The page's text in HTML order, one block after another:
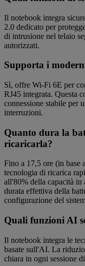
Il notebook integra
2.0 dedicato per
di intrusione nel telaio
autorizzati.
Supporta i
Sì, offre Wi‑Fi 6E per
RJ45 integrata. Questa
connessione stabile per
interruzioni.
Quanto dura la
ricaricarla?
Fino a 17,5 ore (in base
tecnologia di ricarica
all'80% della capacità
durata effettiva della
configurazione del
Quali funzioni AI
Il notebook integra le
basate sull'AI. La
chiara in ogni sessione